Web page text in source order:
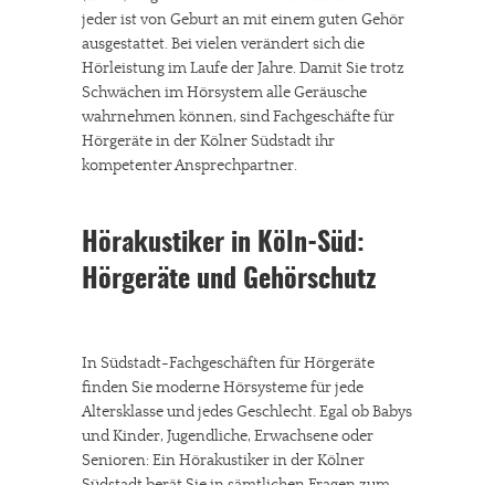
jeder ist von Geburt an mit einem guten Gehör
ausgestattet. Bei vielen verändert sich die
Hörleistung im Laufe der Jahre. Damit Sie trotz
Schwächen im Hörsystem alle Geräusche
wahrnehmen können, sind Fachgeschäfte für
Hörgeräte in der Kölner Südstadt ihr
kompetenter Ansprechpartner.
Hörakustiker in Köln-Süd:
Hörgeräte und Gehörschutz
In Südstadt-Fachgeschäften für Hörgeräte
finden Sie moderne Hörsysteme für jede
Altersklasse und jedes Geschlecht. Egal ob Babys
und Kinder, Jugendliche, Erwachsene oder
Senioren: Ein Hörakustiker in der Kölner